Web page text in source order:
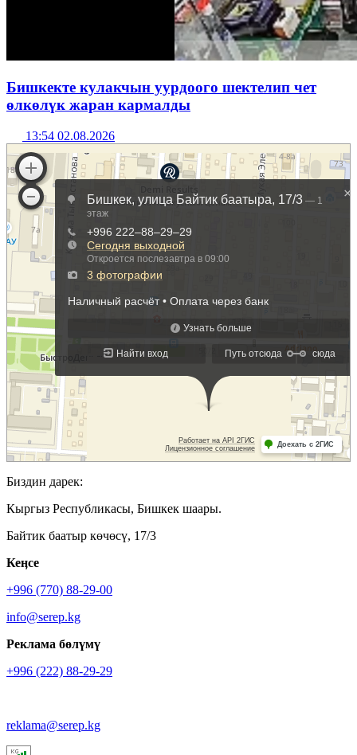
Бишкекте кулакчын уурдоого шектелип чет
өлкөлүк жаран кармалды
13:54 02.08.2026
Биздин дарек:
Кыргыз Республикасы, Бишкек шаары.
Байтик баатыр көчөсү, 17/3
Кеӊсе
+996 (770) 88-29-00
info@serep.kg
Реклама бөлүмү
+996 (222) 88-29-29
reklama@serep.kg